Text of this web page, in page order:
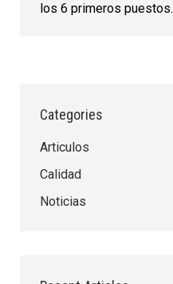
los 6 primeros puestos.
Categories
Articulos
Calidad
Noticias